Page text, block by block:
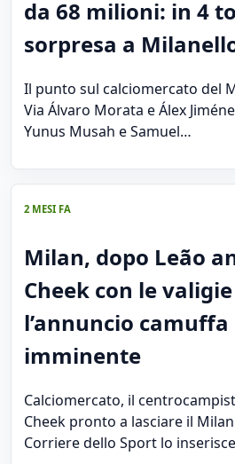
da 68 milioni: in 4
sorpresa a
Il punto sul calciomercato del
Via Álvaro Morata e Álex
Yunus Musah e Samuel…
2 MESI FA
Milan, dopo Leão
Cheek con le
l’annuncio camuffa
imminente
Calciomercato, il
Cheek pronto a lasciare il
Corriere dello Sport lo